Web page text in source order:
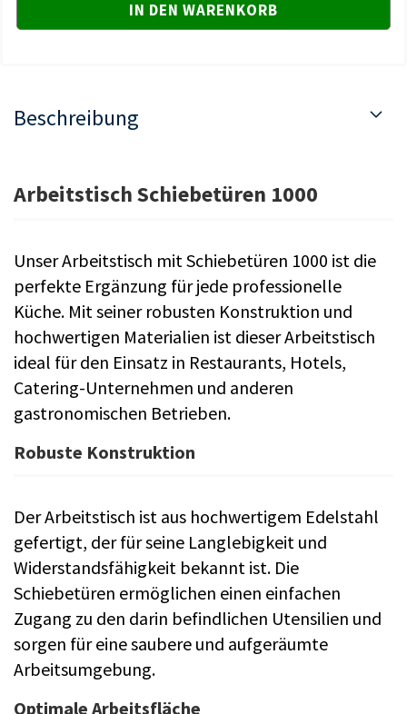
Beschreibung
Arbeitstisch Schiebetüren 1000
Unser Arbeitstisch mit Schiebetüren 1000 ist die
perfekte Ergänzung für jede professionelle
Küche. Mit seiner robusten Konstruktion und
hochwertigen Materialien ist dieser Arbeitstisch
ideal für den Einsatz in Restaurants, Hotels,
Catering-Unternehmen und anderen
gastronomischen Betrieben.
Robuste Konstruktion
Der Arbeitstisch ist aus hochwertigem Edelstahl
gefertigt, der für seine Langlebigkeit und
Widerstandsfähigkeit bekannt ist. Die
Schiebetüren ermöglichen einen einfachen
Zugang zu den darin befindlichen Utensilien und
sorgen für eine saubere und aufgeräumte
Arbeitsumgebung.
Optimale Arbeitsfläche